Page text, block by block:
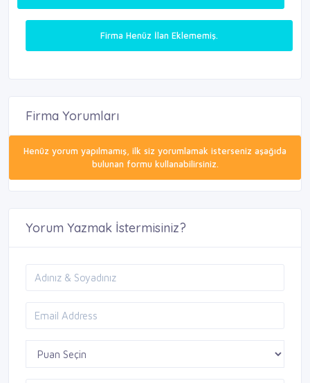
Firma Henüz İlan Eklememiş.
Firma Yorumları
Henüz yorum yapılmamış, ilk siz yorumlamak isterseniz aşağıda
bulunan formu kullanabilirsiniz.
Yorum Yazmak İstermisiniz?